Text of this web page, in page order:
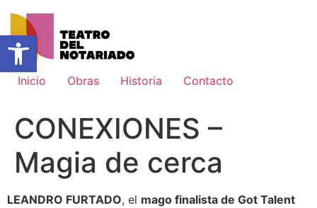
Abrir barra de herramientas
contenido
Inicio Obras Historia Contacto
CONEXIONES –
Magia de cerca
LEANDRO FURTADO, el mago finalista de Got Talent